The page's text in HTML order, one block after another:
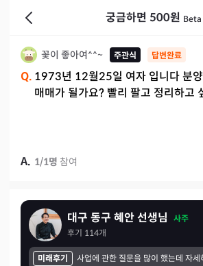
궁금하면 500원 Beta
꽃이 좋아여^^~ 주관식 답변완료
Q. 1973년 12월25일 여자 입니다 분
매매가 될가요? 빨리 팔고 정리하고
A. 1/1명 참여
대구 동구 혜안 선생님
사주
후기 114개
미래후기